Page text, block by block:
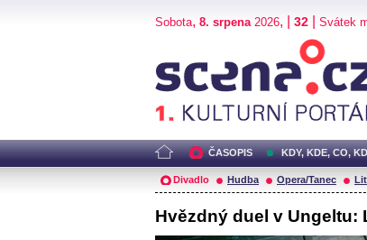
Sobota, 8. srpena2026, | 32 Svátek
ČASOPIS KDY, KDE, CO,
Divadlo Hudba Opera/Tanec
Hvězdný duel v Ungeltu: